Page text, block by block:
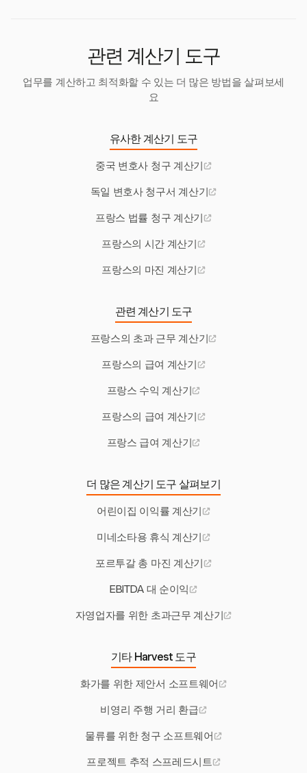
관련 계산기 도구
업무를 계산하고 최적화할 수 있는 더 많은 방법을 살펴보세
요
유사한 계산기 도구
중국 변호사 청구 계산기
독일 변호사 청구서 계산기
프랑스 법률 청구 계산기
프랑스의 시간 계산기
프랑스의 마진 계산기
관련 계산기 도구
프랑스의 초과 근무 계산기
프랑스의 급여 계산기
프랑스 수익 계산기
프랑스의 급여 계산기
프랑스 급여 계산기
더 많은 계산기 도구 살펴보기
어린이집 이익률 계산기
미네소타용 휴식 계산기
포르투갈 총 마진 계산기
EBITDA 대 순이익
자영업자를 위한 초과근무 계산기
기타 Harvest 도구
화가를 위한 제안서 소프트웨어
비영리 주행 거리 환급
물류를 위한 청구 소프트웨어
프로젝트 추적 스프레드시트